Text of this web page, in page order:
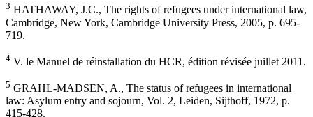
3 HATHAWAY, J.C., The rights of refugees under international law,
Cambridge, New York, Cambridge University Press, 2005, p. 695-
719.
4 V. le Manuel de réinstallation du HCR, édition révisée juillet 2011.
5 GRAHL-MADSEN, A., The status of refugees in international
law: Asylum entry and sojourn, Vol. 2, Leiden, Sijthoff, 1972, p.
415-428.